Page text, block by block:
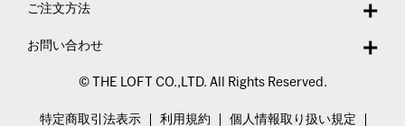
ご注文方法
お問い合わせ
© THE LOFT CO.,LTD. All Rights Reserved.
特定商取引法表示 利用規約 個人情報取り扱い規定